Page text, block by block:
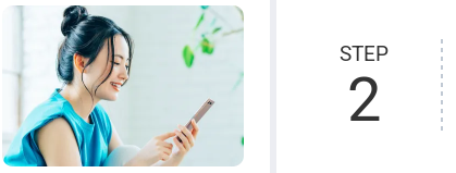
STEP
2